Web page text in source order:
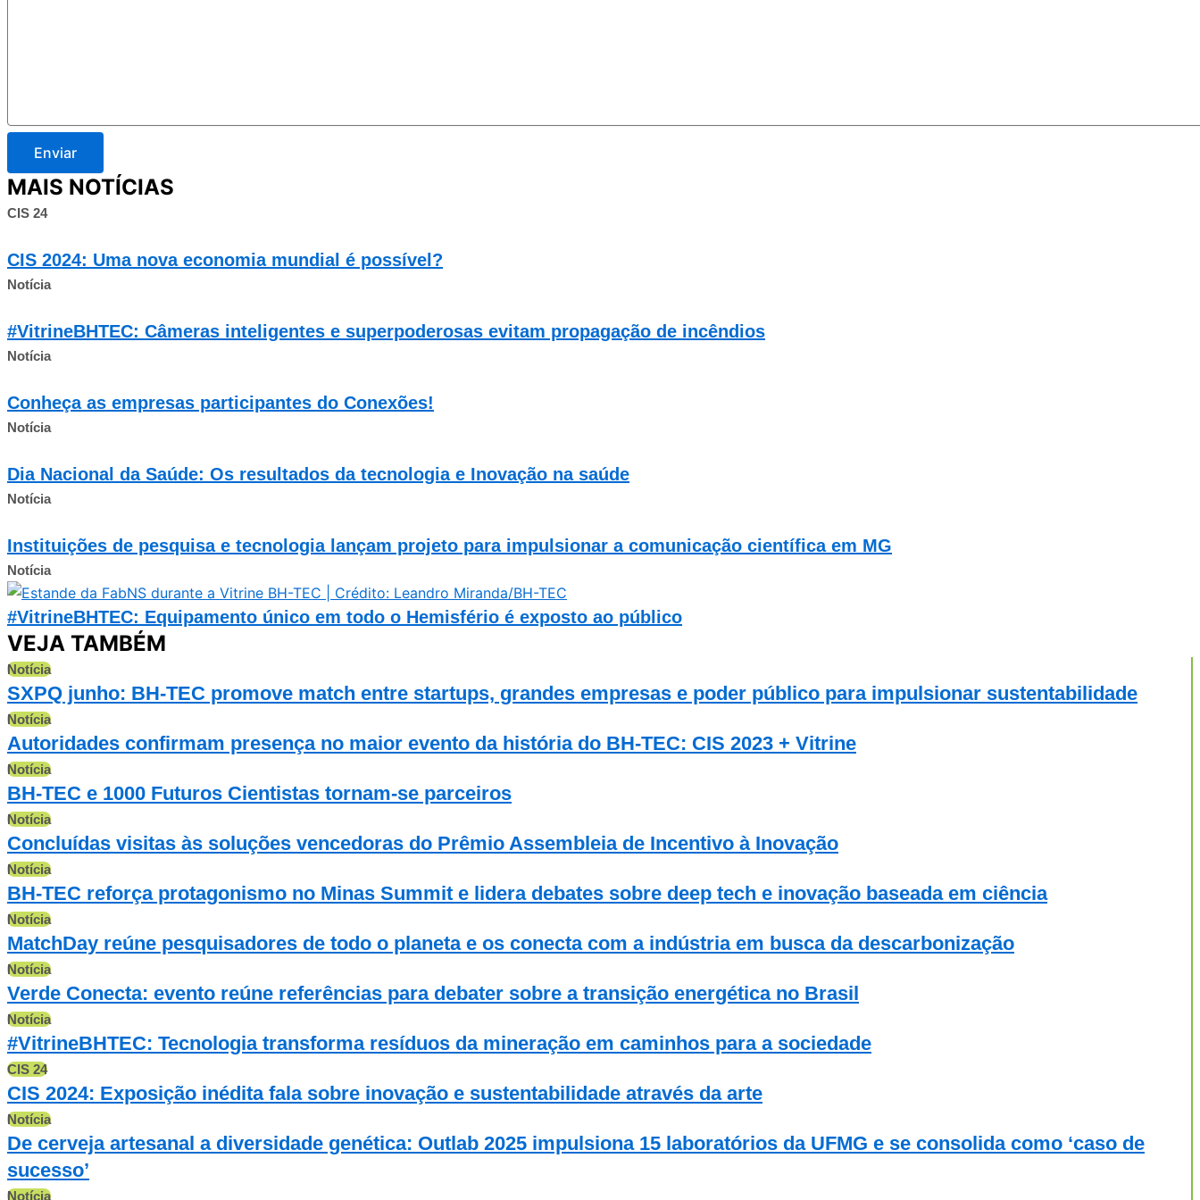
Enviar
MAIS NOTÍCIAS
CIS 24
CIS 2024: Uma nova economia mundial é possível?
Notícia
#VitrineBHTEC: Câmeras inteligentes e superpoderosas evitam propagação de incêndios
Notícia
Conheça as empresas participantes do Conexões!
Notícia
Dia Nacional da Saúde: Os resultados da tecnologia e Inovação na saúde
Notícia
Instituições de pesquisa e tecnologia lançam projeto para impulsionar a comunicação científica em MG
Notícia
#VitrineBHTEC: Equipamento único em todo o Hemisfério é exposto ao público
VEJA TAMBÉM
Notícia
SXPQ junho: BH-TEC promove match entre startups, grandes empresas e poder público para impulsionar sustentabilidade
Notícia
Autoridades confirmam presença no maior evento da história do BH-TEC: CIS 2023 + Vitrine
Notícia
BH-TEC e 1000 Futuros Cientistas tornam-se parceiros
Notícia
Concluídas visitas às soluções vencedoras do Prêmio Assembleia de Incentivo à Inovação
Notícia
BH-TEC reforça protagonismo no Minas Summit e lidera debates sobre deep tech e inovação baseada em ciência
Notícia
MatchDay reúne pesquisadores de todo o planeta e os conecta com a indústria em busca da descarbonização
Notícia
Verde Conecta: evento reúne referências para debater sobre a transição energética no Brasil
Notícia
#VitrineBHTEC: Tecnologia transforma resíduos da mineração em caminhos para a sociedade
CIS 24
CIS 2024: Exposição inédita fala sobre inovação e sustentabilidade através da arte
Notícia
De cerveja artesanal a diversidade genética: Outlab 2025 impulsiona 15 laboratórios da UFMG e se consolida como ‘caso de
sucesso’
Notícia